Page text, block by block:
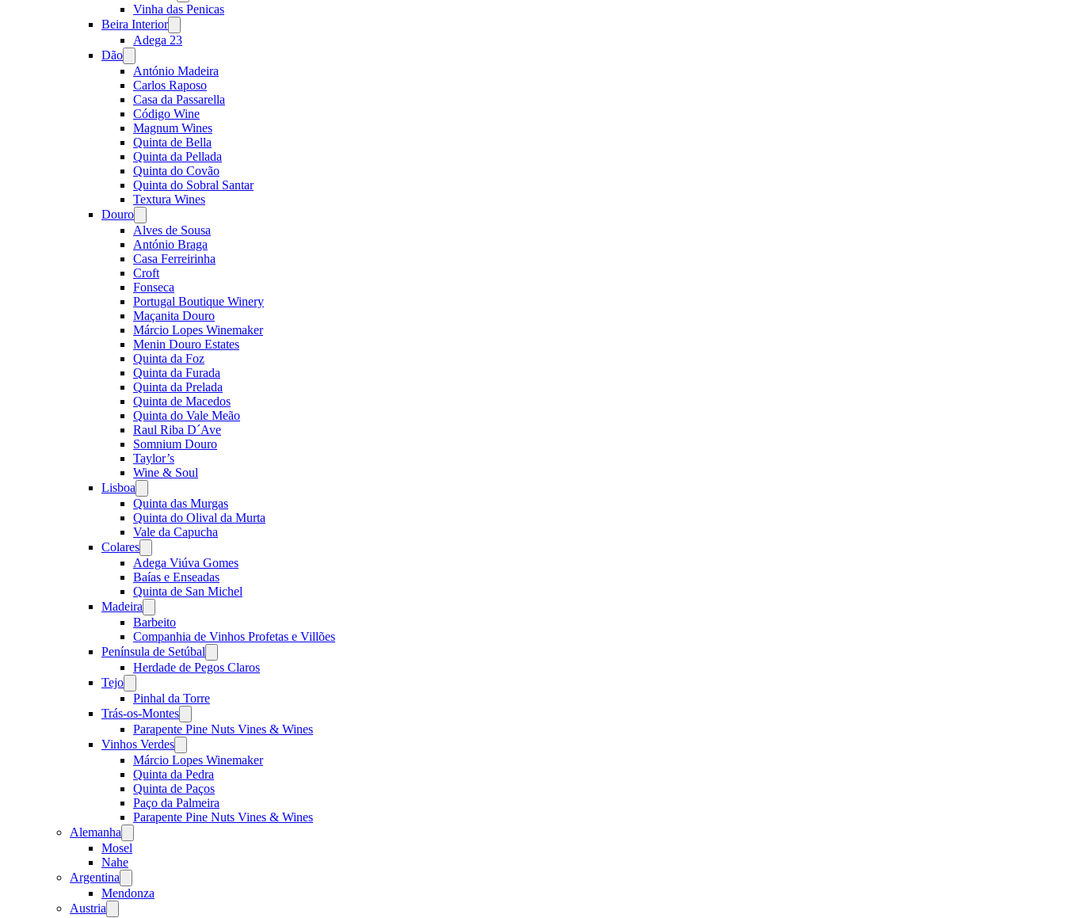
menu
Vinha das Penicas
Beira Interior
menu
Adega 23
Dão
menu
António Madeira
Carlos Raposo
Casa da Passarella
Código Wine
Magnum Wines
Quinta de Bella
Quinta da Pellada
Quinta do Covão
Quinta do Sobral Santar
Textura Wines
Douro
menu
Alves de Sousa
António Braga
Casa Ferreirinha
Croft
Fonseca
Portugal Boutique Winery
Maçanita Douro
Márcio Lopes Winemaker
Menin Douro Estates
Quinta da Foz
Quinta da Furada
Quinta da Prelada
Quinta de Macedos
Quinta do Vale Meão
Raul Riba D´Ave
Somnium Douro
Taylor’s
Wine & Soul
Lisboa
menu
Quinta das Murgas
Quinta do Olival da Murta
Vale da Capucha
Colares
menu
Adega Viúva Gomes
Baías e Enseadas
Quinta de San Michel
Madeira
menu
Barbeito
Companhia de Vinhos Profetas e Villões
Península de Setúbal
menu
Herdade de Pegos Claros
Tejo
menu
Pinhal da Torre
Trás-os-Montes
menu
Parapente Pine Nuts Vines & Wines
Vinhos Verdes
menu
Márcio Lopes Winemaker
Quinta da Pedra
Quinta de Paços
Paço da Palmeira
Parapente Pine Nuts Vines & Wines
Alemanha
menu
Mosel
Nahe
Argentina
menu
Mendonza
Austria